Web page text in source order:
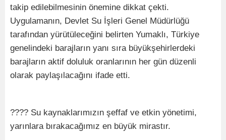
takip edilebilmesinin önemine dikkat çekti.
Uygulamanın, Devlet Su İşleri Genel Müdürlüğü
tarafından yürütüleceğini belirten Yumaklı, Türkiye
genelindeki barajların yanı sıra büyükşehirlerdeki
barajların aktif doluluk oranlarının her gün düzenli
olarak paylaşılacağını ifade etti.
???? Su kaynaklarımızın şeffaf ve etkin yönetimi,
yarınlara bırakacağımız en büyük mirastır.